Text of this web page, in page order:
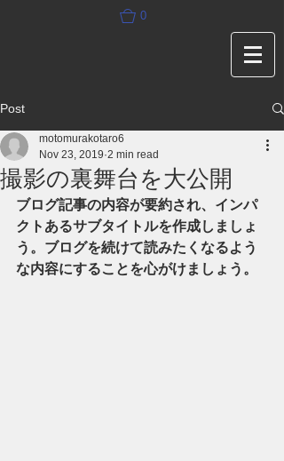
0
Post
撮影の裏舞台を大公開
motomurakotaro6
Nov 23, 2019 2 min read
ブログ記事の内容が要約され、インパ
クトあるサブタイトルを作成しましょ
う。ブログを続けて読みたくなるよう
な内容にすることを心がけましょう。